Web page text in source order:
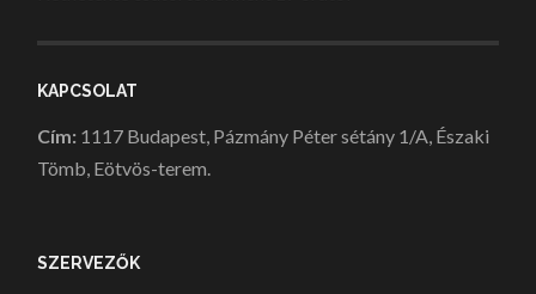
KAPCSOLAT
Cím: 1117 Budapest, Pázmány Péter sétány 1/A, Északi
Tömb, Eötvös-terem.
SZERVEZŐK